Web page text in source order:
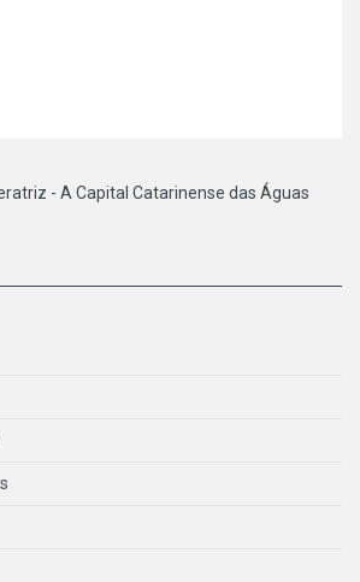
- A Capital Catarinense das Águas